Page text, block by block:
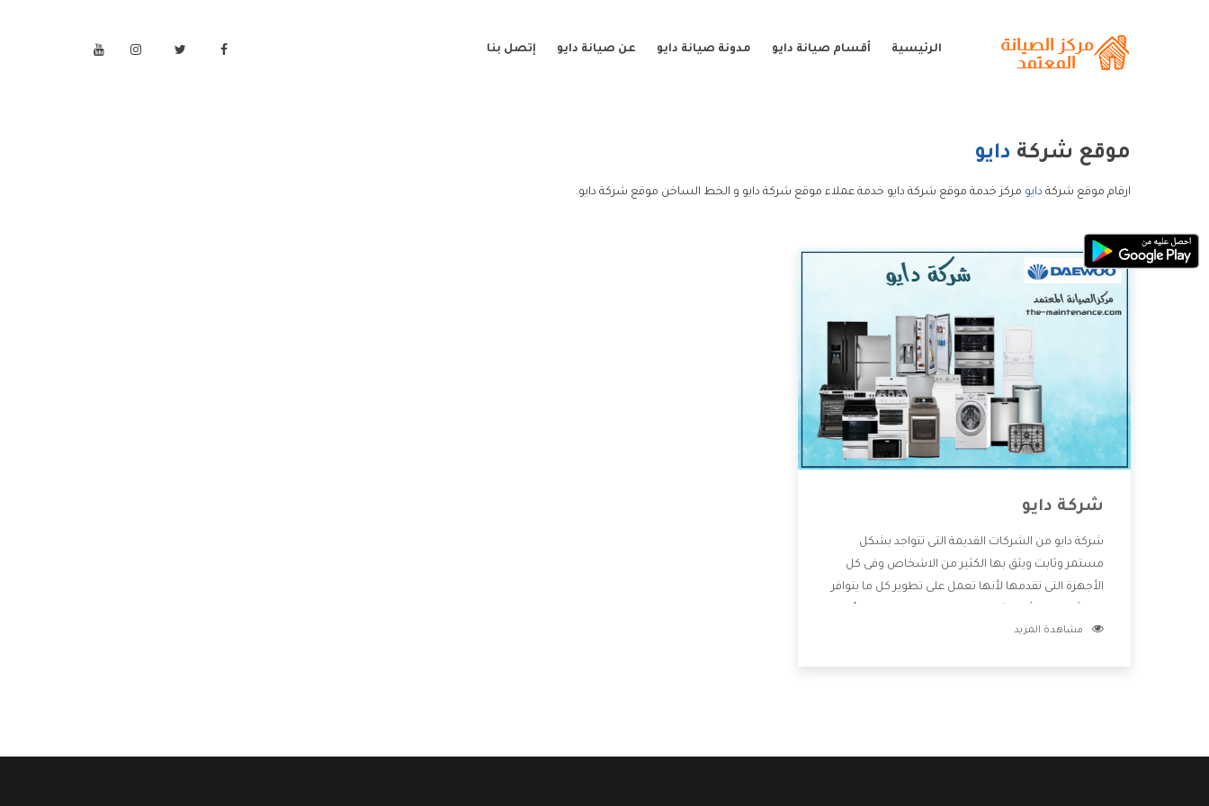
الرئيسية أقسام صيانة دايو مدونة صيانة دايو عن صيانة دايو إتصل بنا
موقع شركة دايو
ارقام موقع شركة دايو مركز خدمة موقع شركة دايو خدمة عملاء موقع شركة دايو و الخط الساخن موقع شركة دايو.
شركة دايو
شركة دايو من الشركات القديمة التى تتواجد بشكل
مستمر وثابت ويثق بها الكثير من الاشخاص وفى كل
الأجهزة التى تقدمها لأنها تعمل على تطوير كل ما يتوافر
خدمات ما بعد البيع مع المنتجات وتقدم للعملاء أقوى
مشاهدة المزيد